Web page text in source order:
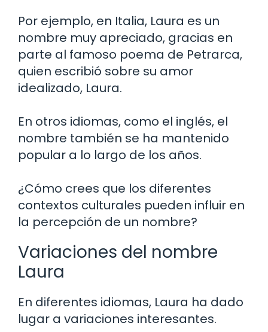
Por ejemplo, en Italia, Laura es un
nombre muy apreciado, gracias en
parte al famoso poema de Petrarca,
quien escribió sobre su amor
idealizado, Laura.
En otros idiomas, como el inglés, el
nombre también se ha mantenido
popular a lo largo de los años.
¿Cómo crees que los diferentes
contextos culturales pueden influir en
la percepción de un nombre?
Variaciones del nombre
Laura
En diferentes idiomas, Laura ha dado
lugar a variaciones interesantes.